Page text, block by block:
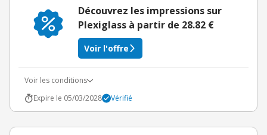
Découvrez les impressions sur
Plexiglass à partir de 28.82 €
Voir l'offre
Voir les conditions
Expire le 05/03/2028
Vérifié